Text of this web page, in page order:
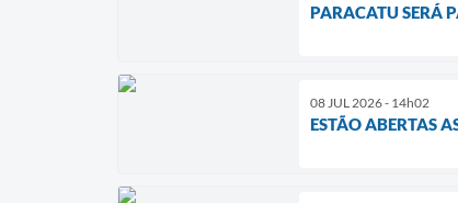
PARACATU SERÁ
08 JUL 2026 - 14h02
ESTÃO ABERTAS